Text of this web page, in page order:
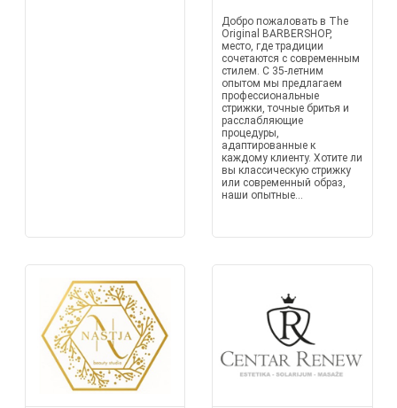
Добро пожаловать в The
Original BARBERSHOP,
место, где традиции
сочетаются с современным
стилем. С 35-летним
опытом мы предлагаем
профессиональные
стрижки, точные бритья и
расслабляющие
процедуры,
адаптированные к
каждому клиенту. Хотите ли
вы классическую стрижку
или современный образ,
наши опытные...